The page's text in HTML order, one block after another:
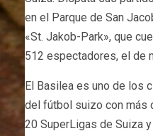
en el Parque de San
«St. Jakob-Park», que
512 espectadores, el de
El Basilea es uno de los
del fútbol suizo con más
20 SuperLigas de Suiza